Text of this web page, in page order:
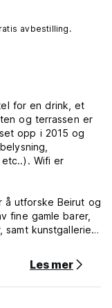
avbestilling.
for en drink, et
og terrassen er
opp i 2015 og
etc..). Wifi er
å utforske Beirut og
fine gamle barer,
samt kunstgallerier
nattfestområdet
Basta eller Borj
Les mer